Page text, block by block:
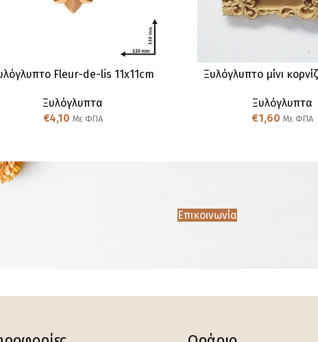
Fleur-de-lis 11x11cm
Ξυλόγλυπτα
€4,10 Με ΦΠΑ
Ξυλόγλυπτo μίνι
Ξυλόγλυπτα
€1,60 Με ΦΠΑ
Επικοινωνία